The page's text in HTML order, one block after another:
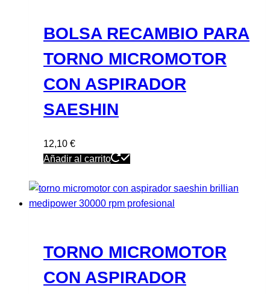
BOLSA RECAMBIO PARA
TORNO MICROMOTOR
CON ASPIRADOR
SAESHIN
12,10 €
Añadir al carrito
TORNO MICROMOTOR
CON ASPIRADOR